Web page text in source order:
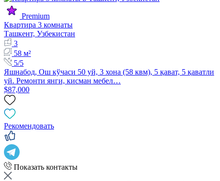
Premium
Квартира 3 комнаты
Ташкент, Узбекистан
3
58 м²
5/5
Яшнабод, Ош кўчаси 50 уй, 3 хона (58 квм), 5 қават, 5 қаватли
уй. Ремонти янги, кисман мебел…
$87,000
Рекомендовать
Показать контакты